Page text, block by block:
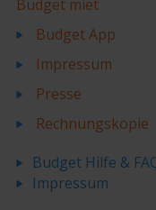
Budget miet
Budget App
Impressum
Presse
Rechnungskopie
Budget Hilfe &
Impressum